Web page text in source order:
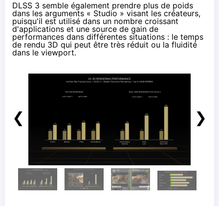
DLSS 3 semble également prendre plus de poids
dans les arguments « Studio » visant les créateurs,
puisqu'il est utilisé dans un nombre croissant
d'applications et une source de gain de
performances dans différentes situations : le temps
de rendu 3D qui peut être très réduit ou la fluidité
dans le viewport.
❮ ❯